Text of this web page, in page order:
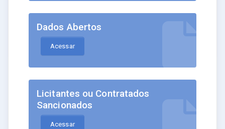
Dados Abertos
Acessar
Licitantes ou Contratados
Sancionados
Acessar